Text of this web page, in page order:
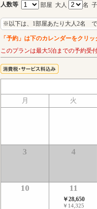
人数等 部屋 大人 名
※以下は、1部屋あたり大人2名 で
「予約」は下のカレンダーをクリッ
このプランは最大5泊までの予約受
月 火
3 4
10 11
￥28,650
￥14,325